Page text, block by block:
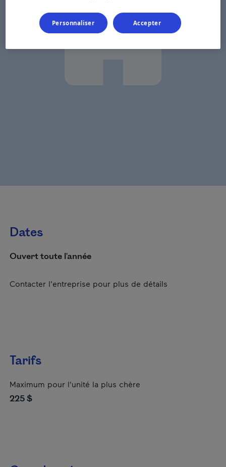
Dates
Ouvert toute l'année
Contacter l'entreprise pour plus de détails
Tarifs
Maximum pour l'unité la plus chère
225 $
Personnaliser Accepter